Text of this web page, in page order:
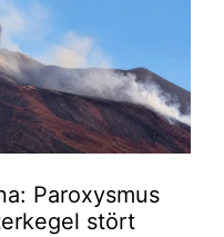
Paroxysmus
stört